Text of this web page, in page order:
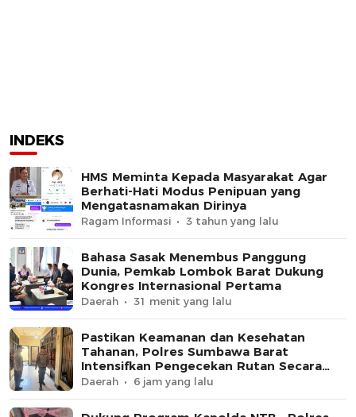
INDEKS
HMS Meminta Kepada Masyarakat Agar
Berhati-Hati Modus Penipuan yang
Mengatasnamakan Dirinya
Ragam Informasi 3 tahun yang lalu
Bahasa Sasak Menembus Panggung
Dunia, Pemkab Lombok Barat Dukung
Kongres Internasional Pertama
Daerah 31 menit yang lalu
Pastikan Keamanan dan Kesehatan
Tahanan, Polres Sumbawa Barat
Intensifkan Pengecekan Rutan Secara
Berkala
Daerah 6 jam yang lalu